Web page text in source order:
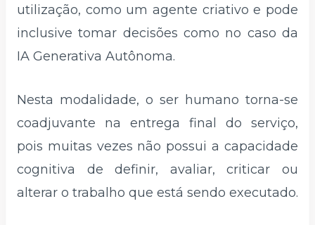
utilização, como um agente criativo e pode
inclusive tomar decisões como no caso da
IA Generativa Autônoma.
Nesta modalidade, o ser humano torna-se
coadjuvante na entrega final do serviço,
pois muitas vezes não possui a capacidade
cognitiva de definir, avaliar, criticar ou
alterar o trabalho que está sendo executado.